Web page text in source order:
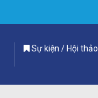
Sự kiện / Hội thảo